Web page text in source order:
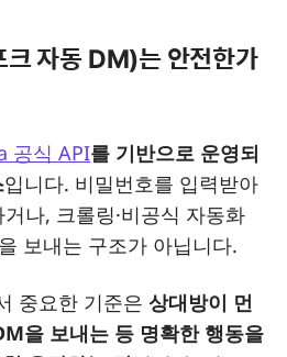
크 자동 DM)는 안전한가
공식 API를 기반으로 운영되
입니다. 비밀번호를 입력받아
나, 크롤링·비공식 자동화
보내는 구조가 아닙니다.
중요한 기준은 상대방이 먼
을 보내는 등 명확한 행동을